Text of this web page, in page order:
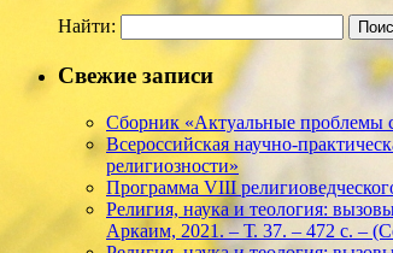
Найти:
Свежие записи
Сборник «Актуальные проблемы
Всероссийская научно-
религиозности»
Программа VIII
Религия, наука и теология:
Аркаим, 2021. – Т. 37. – 472 с. –